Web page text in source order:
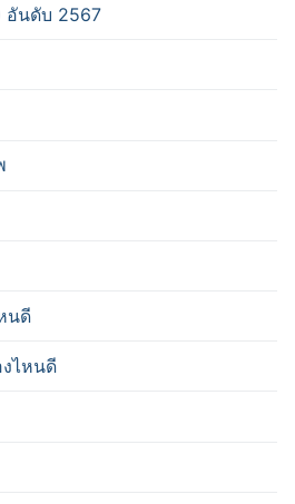
อันดับ 2567
นดี
งไหนดี